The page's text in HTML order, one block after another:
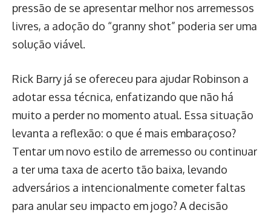
pressão de se apresentar melhor nos arremessos
livres, a adoção do “granny shot” poderia ser uma
solução viável.
Rick Barry já se ofereceu para ajudar Robinson a
adotar essa técnica, enfatizando que não há
muito a perder no momento atual. Essa situação
levanta a reflexão: o que é mais embaraçoso?
Tentar um novo estilo de arremesso ou continuar
a ter uma taxa de acerto tão baixa, levando
adversários a intencionalmente cometer faltas
para anular seu impacto em jogo? A decisão